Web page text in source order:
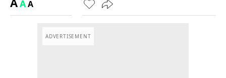
AA
ADVERTISEMENT